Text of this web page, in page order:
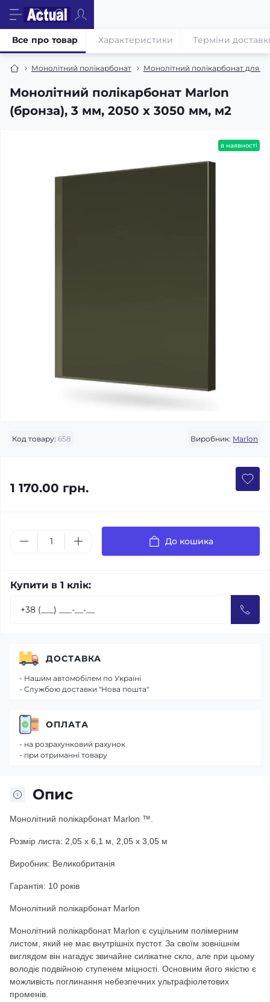
Монолітний полікарбонат Монолітний полікарбонат для
Монолітний полікарбонат Marlon
(бронза), 3 мм, 2050 х 3050 мм, м2
Все про товар Характеристики Терміни
в наявності
Код товару: 658 Виробник: Marlon
1 170.00 грн.
До кошика
Купити в 1 клік:
Опис
Монолітний полікарбонат Marlon ™.
Розмір листа: 2,05 х 6,1 м, 2,05 х 3,05 м
Виробник: Великобританія
Гарантія: 10 років
Монолітний полікарбонат Marlon
Монолітний полікарбонат Marlon є суцільним полімерним
листом, який не має внутрішніх пустот. За своїм зовнішнім
виглядом він нагадує звичайне силікатне скло, але при цьому
володіє подвійною ступенем міцності. Основним його якістю є
можливість поглинання небезпечних ультрафіолетових
променів.
ДОСТАВКА
- Нашим автомобілем по Україні
- Службою доставки "Нова пошта"
ОПЛАТА
- на розрахунковий рахунок
- при отриманні товару